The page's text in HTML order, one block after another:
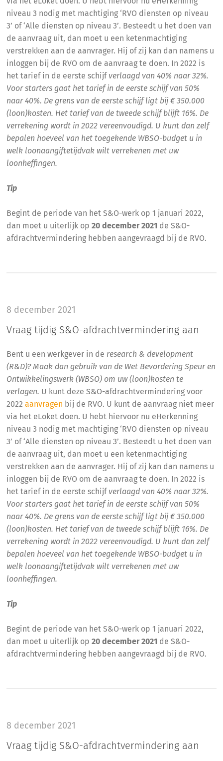
niveau 3 nodig met machtiging ‘RVO diensten op niveau
3’ of ‘Alle diensten op niveau 3’. Besteedt u het doen van
de aanvraag uit, dan moet u een ketenmachtiging
verstrekken aan de aanvrager. Hij of zij kan dan namens u
inloggen bij de RVO om de aanvraag te doen. In 2022 is
het tarief in de eerste schijf verlaagd van 40% naar 32%.
Voor starters gaat het tarief in de eerste schijf van 50%
naar 40%. De grens van de eerste schijf ligt bij € 350.000
(loon)kosten. Het tarief van de tweede schijf blijft 16%. De
verrekening wordt in 2022 vereenvoudigd. U kunt dan zelf
bepalen hoeveel van het toegekende WBSO-budget u in
welk loonaangiftetijdvak wilt verrekenen met uw
loonheffingen.
Tip
Begint de periode van het S&O-werk op 1 januari 2022,
dan moet u uiterlijk op20 december 2021 de S&O-
afdrachtvermindering hebben aangevraagd bij de RVO.
8 december 2021
Vraag tijdig S&O-afdrachtvermindering aan
Bent u een werkgever in de research & development
(R&D)? Maak dan gebruik van de Wet Bevordering Speur en
Ontwikkelingswerk (WBSO) om uw (loon)kosten te
verlagen. U kunt deze S&O-afdrachtvermindering voor
2022aanvragen bij de RVO. U kunt de aanvraag niet meer
via het eLoket doen. U hebt hiervoor nu eHerkenning
niveau 3 nodig met machtiging ‘RVO diensten op niveau
3’ of ‘Alle diensten op niveau 3’. Besteedt u het doen van
de aanvraag uit, dan moet u een ketenmachtiging
verstrekken aan de aanvrager. Hij of zij kan dan namens u
inloggen bij de RVO om de aanvraag te doen. In 2022 is
het tarief in de eerste schijf verlaagd van 40% naar 32%.
Voor starters gaat het tarief in de eerste schijf van 50%
naar 40%. De grens van de eerste schijf ligt bij € 350.000
(loon)kosten. Het tarief van de tweede schijf blijft 16%. De
verrekening wordt in 2022 vereenvoudigd. U kunt dan zelf
bepalen hoeveel van het toegekende WBSO-budget u in
welk loonaangiftetijdvak wilt verrekenen met uw
loonheffingen.
Tip
Begint de periode van het S&O-werk op 1 januari 2022,
dan moet u uiterlijk op20 december 2021 de S&O-
afdrachtvermindering hebben aangevraagd bij de RVO.
8 december 2021
Vraag tijdig S&O-afdrachtvermindering aan